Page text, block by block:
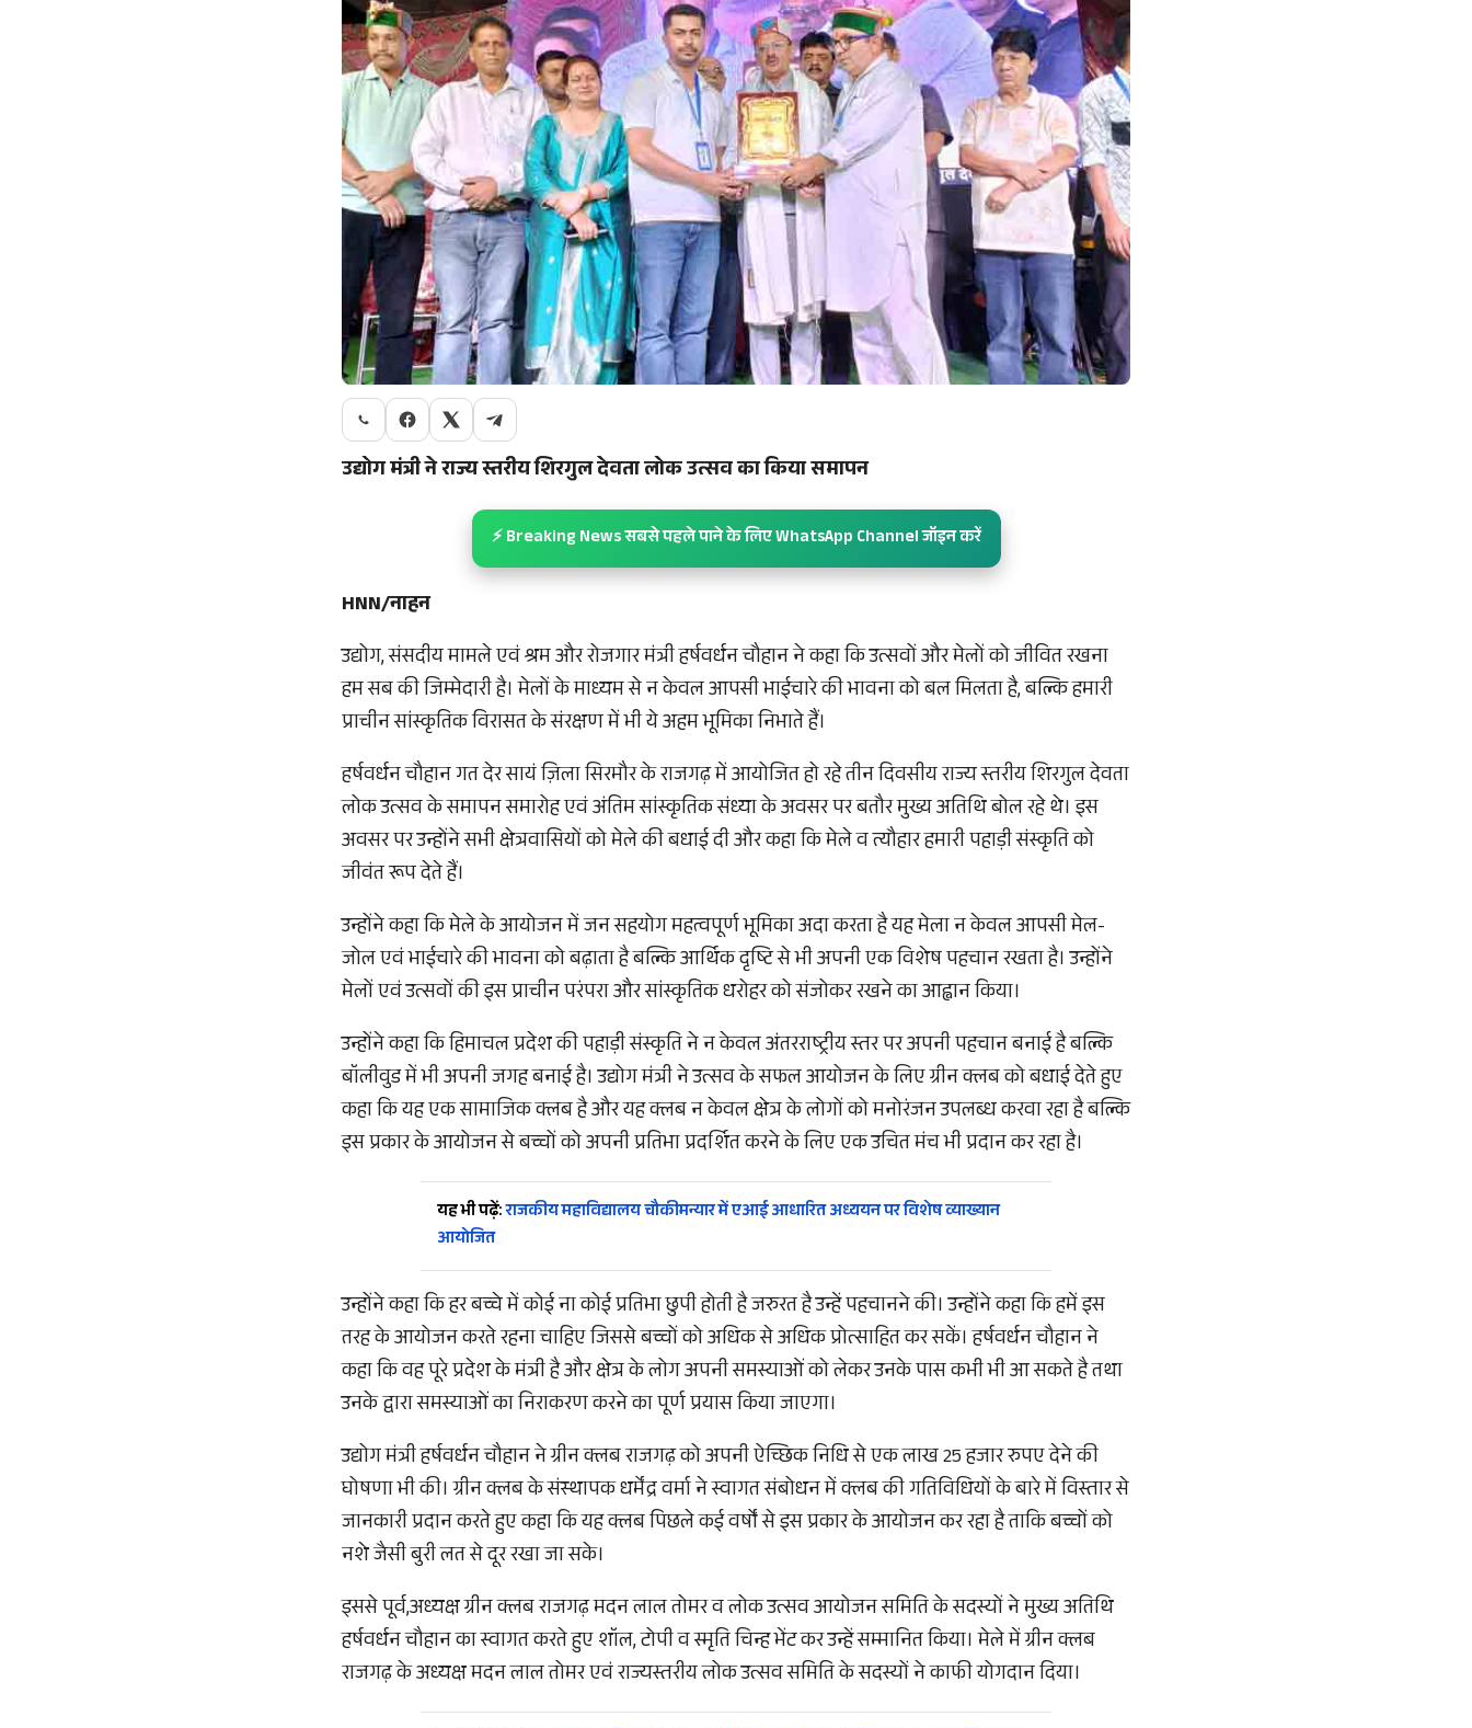
उद्योग मंत्री ने राज्य स्तरीय शिरगुल देवता लोक उत्सव का किया समापन
⚡ Breaking News सबसे पहले पाने के लिए WhatsApp Channel जॉइन करें
HNN/नाहन
उद्योग, संसदीय मामले एवं श्रम और रोजगार मंत्री हर्षवर्धन चौहान ने कहा कि उत्सवों और मेलों को जीवित रखना
हम सब की जिम्मेदारी है। मेलों के माध्यम से न केवल आपसी भाईचारे की भावना को बल मिलता है, बल्कि हमारी
प्राचीन सांस्कृतिक विरासत के संरक्षण में भी ये अहम भूमिका निभाते हैं।
हर्षवर्धन चौहान गत देर सायं ज़िला सिरमौर के राजगढ़ में आयोजित हो रहे तीन दिवसीय राज्य स्तरीय शिरगुल देवता
लोक उत्सव के समापन समारोह एवं अंतिम सांस्कृतिक संध्या के अवसर पर बतौर मुख्य अतिथि बोल रहे थे। इस
अवसर पर उन्होंने सभी क्षेत्रवासियों को मेले की बधाई दी और कहा कि मेले व त्यौहार हमारी पहाड़ी संस्कृति को
जीवंत रूप देते हैं।
उन्होंने कहा कि मेले के आयोजन में जन सहयोग महत्वपूर्ण भूमिका अदा करता है यह मेला न केवल आपसी मेल-
जोल एवं भाईचारे की भावना को बढ़ाता है बल्कि आर्थिक दृष्टि से भी अपनी एक विशेष पहचान रखता है। उन्होंने
मेलों एवं उत्सवों की इस प्राचीन परंपरा और सांस्कृतिक धरोहर को संजोकर रखने का आह्वान किया।
उन्होंने कहा कि हिमाचल प्रदेश की पहाड़ी संस्कृति ने न केवल अंतरराष्ट्रीय स्तर पर अपनी पहचान बनाई है बल्कि
बॉलीवुड में भी अपनी जगह बनाई है। उद्योग मंत्री ने उत्सव के सफल आयोजन के लिए ग्रीन क्लब को बधाई देते हुए
कहा कि यह एक सामाजिक क्लब है और यह क्लब न केवल क्षेत्र के लोगों को मनोरंजन उपलब्ध करवा रहा है बल्कि
इस प्रकार के आयोजन से बच्चों को अपनी प्रतिभा प्रदर्शित करने के लिए एक उचित मंच भी प्रदान कर रहा है।
यह भी पढ़ें:राजकीय महाविद्यालय चौकीमन्यार में एआई आधारित अध्ययन पर विशेष व्याख्यान
आयोजित
उन्होंने कहा कि हर बच्चे में कोई ना कोई प्रतिभा छुपी होती है जरुरत है उन्हें पहचानने की। उन्होंने कहा कि हमें इस
तरह के आयोजन करते रहना चाहिए जिससे बच्चों को अधिक से अधिक प्रोत्साहित कर सकें। हर्षवर्धन चौहान ने
कहा कि वह पूरे प्रदेश के मंत्री है और क्षेत्र के लोग अपनी समस्याओं को लेकर उनके पास कभी भी आ सकते है तथा
उनके द्वारा समस्याओं का निराकरण करने का पूर्ण प्रयास किया जाएगा।
उद्योग मंत्री हर्षवर्धन चौहान ने ग्रीन क्लब राजगढ़ को अपनी ऐच्छिक निधि से एक लाख 25 हजार रुपए देने की
घोषणा भी की। ग्रीन क्लब के संस्थापक धर्मेंद्र वर्मा ने स्वागत संबोधन में क्लब की गतिविधियों के बारे में विस्तार से
जानकारी प्रदान करते हुए कहा कि यह क्लब पिछले कई वर्षों से इस प्रकार के आयोजन कर रहा है ताकि बच्चों को
नशे जैसी बुरी लत से दूर रखा जा सके।
इससे पूर्व,अध्यक्ष ग्रीन क्लब राजगढ़ मदन लाल तोमर व लोक उत्सव आयोजन समिति के सदस्यों ने मुख्य अतिथि
हर्षवर्धन चौहान का स्वागत करते हुए शॉल, टोपी व स्मृति चिन्ह भेंट कर उन्हें सम्मानित किया। मेले में ग्रीन क्लब
राजगढ़ के अध्यक्ष मदन लाल तोमर एवं राज्यस्तरीय लोक उत्सव समिति के सदस्यों ने काफी योगदान दिया।